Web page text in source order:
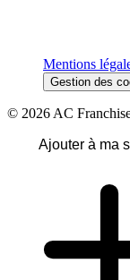
Mentions
Gestion des
© 2026 AC
Ajouter à ma